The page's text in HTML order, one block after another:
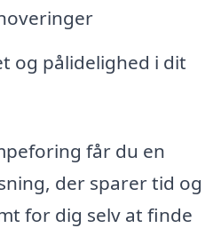
og pålidelighed i dit
får du en
der sparer tid og
for dig selv at finde